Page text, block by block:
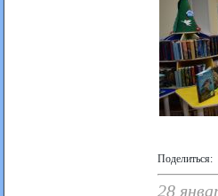
Поделиться:
28